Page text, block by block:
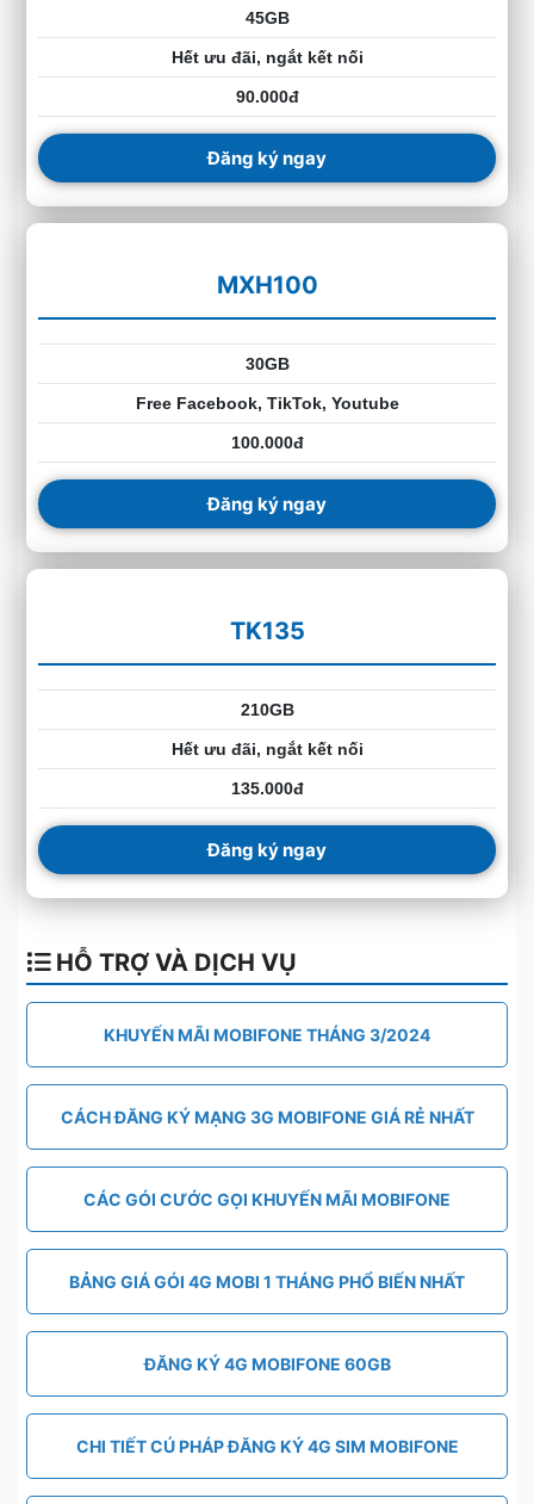
45GB
Hết ưu đãi, ngắt kết nối
90.000đ
Đăng ký ngay
MXH100
30GB
Free Facebook, TikTok, Youtube
100.000đ
Đăng ký ngay
TK135
210GB
Hết ưu đãi, ngắt kết nối
135.000đ
Đăng ký ngay
HỖ TRỢ VÀ DỊCH VỤ
KHUYẾN MÃI MOBIFONE THÁNG 3/2024
CÁCH ĐĂNG KÝ MẠNG 3G MOBIFONE GIÁ RẺ NHẤT
CÁC GÓI CƯỚC GỌI KHUYẾN MÃI MOBIFONE
BẢNG GIÁ GÓI 4G MOBI 1 THÁNG PHỔ BIẾN NHẤT
ĐĂNG KÝ 4G MOBIFONE 60GB
CHI TIẾT CÚ PHÁP ĐĂNG KÝ 4G SIM MOBIFONE